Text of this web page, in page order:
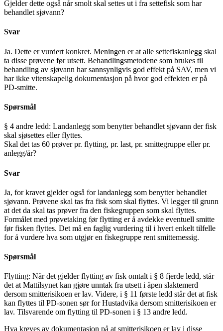
Gjelder dette også når smolt skal settes ut i fra settefisk som har
behandlet sjøvann?
Svar
Ja. Dette er vurdert konkret. Meningen er at alle settefiskanlegg skal
ta disse prøvene før utsett. Behandlingsmetodene som brukes til
behandling av sjøvann har sannsynligvis god effekt på SAV, men vi
har ikke vitenskapelig dokumentasjon på hvor god effekten er på
PD-smitte.
Spørsmål
§ 4 andre ledd: Landanlegg som benytter behandlet sjøvann der fisk
skal sjøsettes eller flyttes.
Skal det tas 60 prøver pr. flytting, pr. last, pr. smittegruppe eller pr.
anlegg/år?
Svar
Ja, for kravet gjelder også for landanlegg som benytter behandlet
sjøvann. Prøvene skal tas fra fisk som skal flyttes. Vi legger til grunn
at det da skal tas prøver fra den fiskegruppen som skal flyttes.
Formålet med prøvetaking før flytting er å avdekke eventuell smitte
før fisken flyttes. Det må en faglig vurdering til i hvert enkelt tilfelle
for å vurdere hva som utgjør en fiskegruppe rent smittemessig.
Spørsmål
Flytting: Når det gjelder flytting av fisk omtalt i § 8 fjerde ledd, står
det at Mattilsynet kan gjøre unntak fra utsett i åpen slaktemerd
dersom smitterisikoen er lav. Videre, i § 11 første ledd står det at fisk
kan flyttes til PD-sonen sør for Hustadvika dersom smitterisikoen er
lav. Tilsvarende om flytting til PD-sonen i § 13 andre ledd.
Hva kreves av dokumentasjon på at smitterisikoen er lav i disse